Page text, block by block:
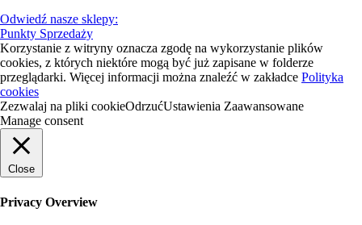
Odwiedź nasze sklepy:
Punkty Sprzedaży
Korzystanie z witryny oznacza zgodę na wykorzystanie plików
cookies, z których niektóre mogą być już zapisane w folderze
przeglądarki. Więcej informacji można znaleźć w zakładce Polityka
cookies
Zezwalaj na pliki cookieOdrzućUstawienia Zaawansowane
Manage consent
Close
Privacy Overview